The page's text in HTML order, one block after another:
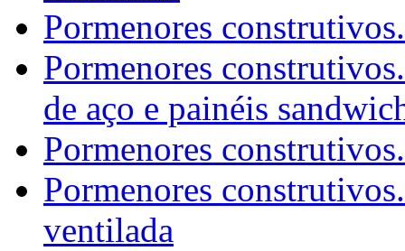
Pormenores
Pormenores
de aço e painéis
Pormenores
Pormenores
ventilada